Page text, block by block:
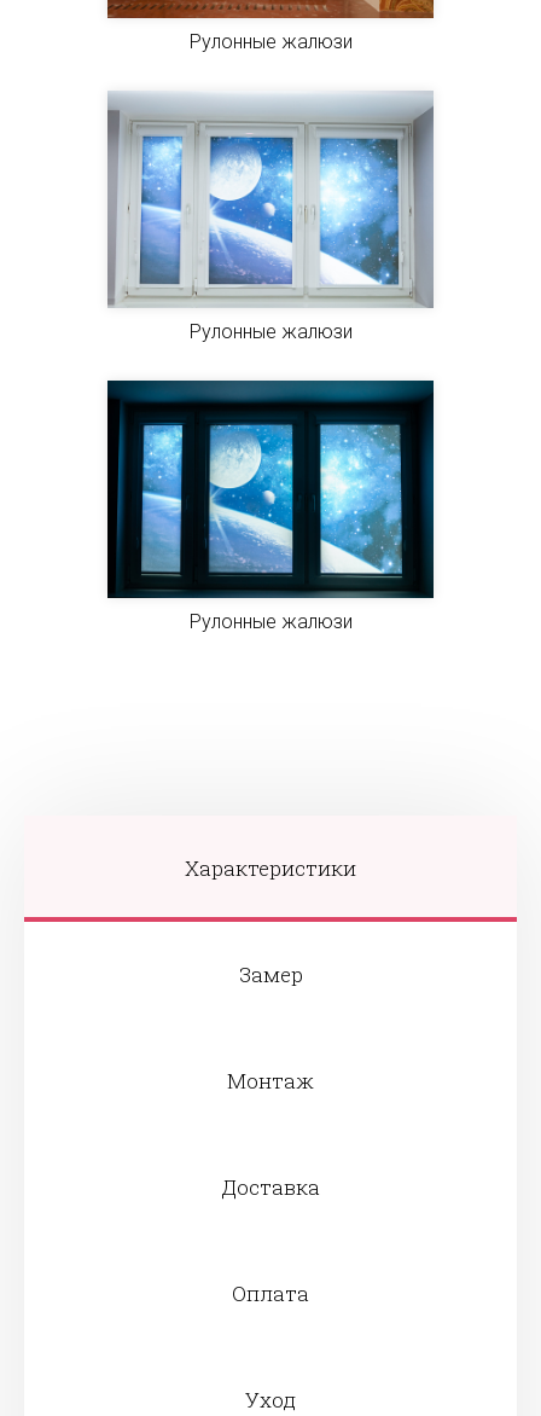
Рулонные жалюзи
Рулонные жалюзи
Рулонные жалюзи
Характеристики
Замер
Монтаж
Доставка
Оплата
Уход